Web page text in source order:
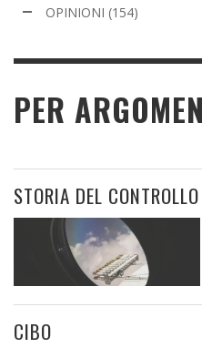
OPINIONI (154)
PER
STORIA DEL
CIBO